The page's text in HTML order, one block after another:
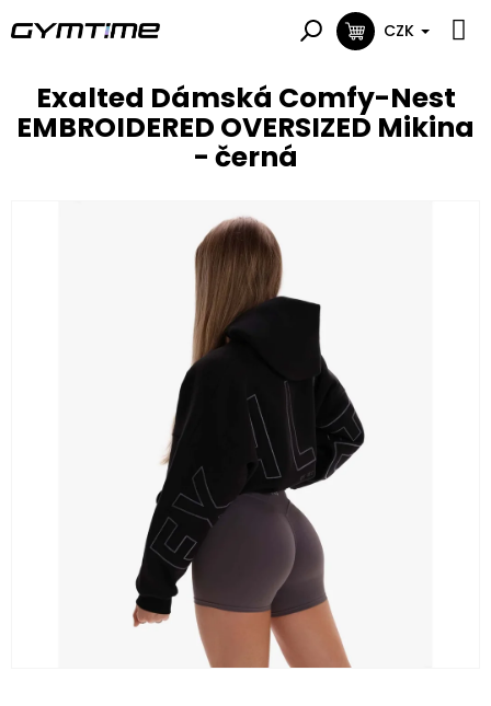
na
NÁKUPNÍ
CZK
Exalted Dámská Comfy-Nest
EMBROIDERED OVERSIZED Mikina
- černá